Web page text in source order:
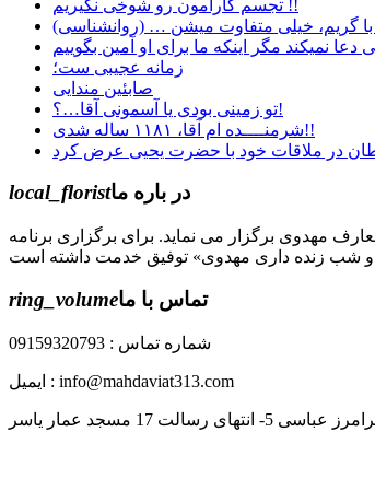
تجسم کارامون رو شوخی نگيریم !!
با گریم، خیلی متفاوت میشن … (روانشناسی)
دعا نمیکند مگر اینکه ما برای او آمین بگوییم
زمانه عجیبی ست؛
صابئین مندایی
تو زمینی بودی یا آسمونی آقا…؟!
شرمنــــده ام آقا، ۱۱۸۱ ساله شدی!!
local_floristدر باره ما
و تکمیلی معارف مهدوی برگزار می نماید. برای برگزاری برنامه
ring_volumeتماس با ما
شماره تماس : 09159320793
ایمیل : info@mahdaviat313.com
17 مسجد عمار یاسر